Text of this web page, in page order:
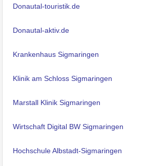
Donautal-touristik.de
Donautal-aktiv.de
Krankenhaus Sigmaringen
Klinik am Schloss Sigmaringen
Marstall Klinik Sigmaringen
Wirtschaft Digital BW Sigmaringen
Hochschule Albstadt-Sigmaringen